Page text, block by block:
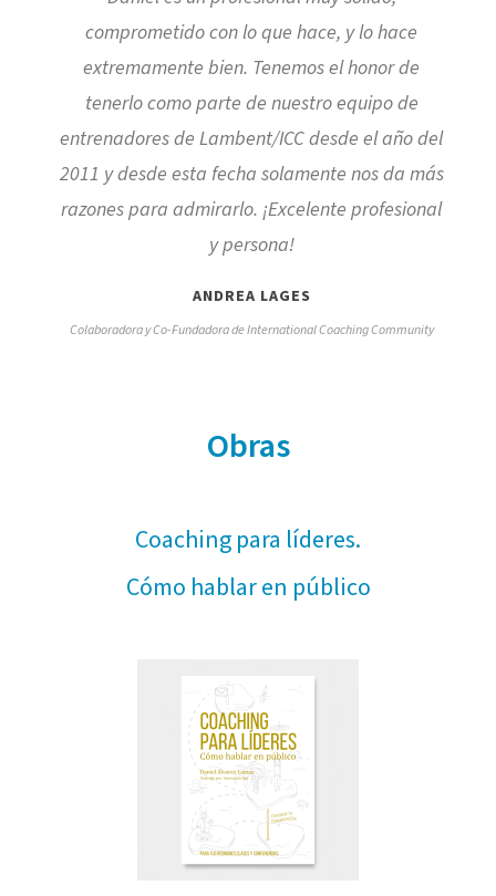
comprometido con lo que hace, y lo hace
extremamente bien. Tenemos el honor de
tenerlo como parte de nuestro equipo de
entrenadores de Lambent/ICC desde el año del
2011 y desde esta fecha solamente nos da más
razones para admirarlo. ¡Excelente profesional
y persona!
ANDREA LAGES
Colaboradora y Co-Fundadora de International Coaching Community
Obras
Coaching para líderes.
Cómo hablar en público